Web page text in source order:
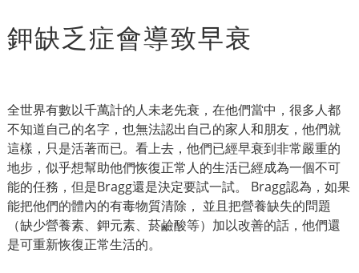
鉀缺乏症會導致早衰
全世界有數以千萬計的人未老先衰，在他們當中，很多人都
不知道自己的名字，也無法認出自己的家人和朋友，他們就
這樣，只是活著而已。看上去，他們已經早衰到非常嚴重的
地步，似乎想幫助他們恢復正常人的生活已經成為一個不可
能的任務，但是Bragg還是決定要試一試。 Bragg認為，如果
能把他們的體內的有毒物質清除， 並且把營養缺失的問題
（缺少營養素、鉀元素、菸鹼酸等）加以改善的話，他們還
是可重新恢復正常生活的。